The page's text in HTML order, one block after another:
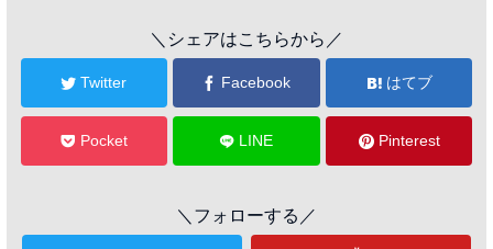
＼シェアはこちらから／
Twitter Facebook はてブ
Pocket LINE Pinterest
＼フォローする／